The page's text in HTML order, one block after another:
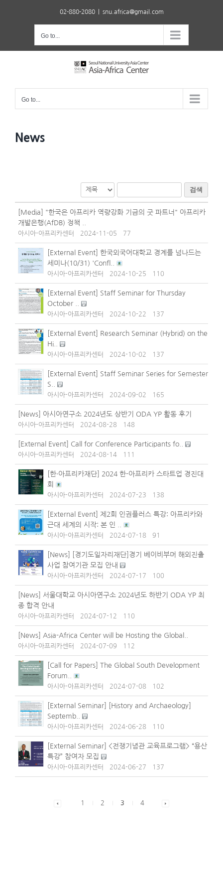
02-880-2080 snu.africa@gmail.com
Go to...
Go to...
News
검색
[Media] "한국은 아프리카 역량강화 기금의 굿 파트너" 아프리카
개발은행(AfDB) 정책 ..
아시아-아프리카센터 2024-11-05 77
[External Event] 한국외국어대학교 경계를 넘나드는
세미나(10/31) 'Confl..
아시아-아프리카센터 2024-10-25 110
[External Event] Staff Seminar for Thursday
October ..
아시아-아프리카센터 2024-10-22 137
[External Event] Research Seminar (Hybrid) on the
Hi..
아시아-아프리카센터 2024-10-02 137
[External Event] Staff Seminar Series for Semester
S..
아시아-아프리카센터 2024-09-02 165
[News] 아시아연구소 2024년도 상반기 ODA YP 활동 후기
아시아-아프리카센터 2024-08-28 148
[External Event] Call for Conference Participants fo..
아시아-아프리카센터 2024-08-14 111
[한·아프리카재단] 2024 한-아프리카 스타트업 경진대
회
아시아-아프리카센터 2024-07-23 138
[External Event] 제2회 인권플러스 특강: 아프리카와
근대 세계의 시작: 본 인 ..
아시아-아프리카센터 2024-07-18 91
[News] [경기도일자리재단]경기 베이비부머 해외진출
사업 참여기관 모집 안내
아시아-아프리카센터 2024-07-17 100
[News] 서울대학교 아시아연구소 2024년도 하반기 ODA YP 최
종 합격 안내
아시아-아프리카센터 2024-07-12 110
[News] Asia-Africa Center will be Hosting the Global..
아시아-아프리카센터 2024-07-09 112
[Call for Papers] The Global South Development
Forum..
아시아-아프리카센터 2024-07-08 102
[External Seminar] [History and Archaeology]
Septemb..
아시아-아프리카센터 2024-06-28 110
[External Seminar] <전쟁기념관 교육프로그램> “용산
특강” 참여자 모집
아시아-아프리카센터 2024-06-27 137
1 2 3 4